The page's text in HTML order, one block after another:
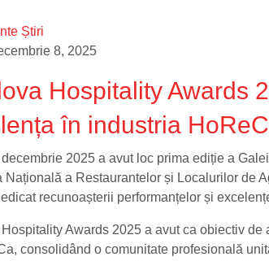
Știri
8, 2025
Hospitality Awards
în industria
2025 a avut loc prima ediție a Galei
Națională a Restaurantelor și Localurilor de
recunoașterii performanțelor și
Awards 2025 a avut ca obiectiv
consolidând o comunitate profesională